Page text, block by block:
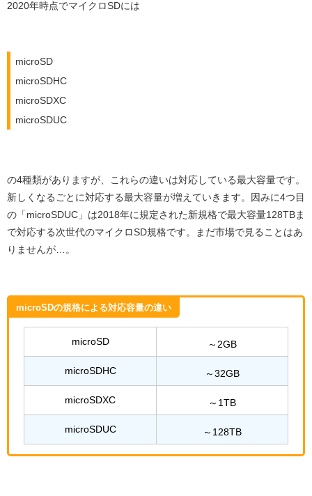
2020年時点でマイクロSDには
microSD
microSDHC
microSDXC
microSDUC
の4種類がありますが、これらの違いは対応している最大容量です。
新しくなるごとに対応する最大容量が増えていきます。因みに4つ目
の「microSDUC」は2018年に規定された新規格で最大容量128TBま
で対応する次世代のマイクロSD規格です。まだ市場で見ることはあ
りませんが…。
microSDの規格による対応容量の違い
microSD ～2GB
microSDHC ～32GB
microSDXC ～1TB
microSDUC ～128TB